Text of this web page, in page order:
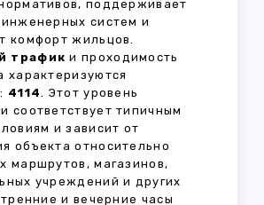
поддерживает
систем и
комфорт жильцов.
трафик и проходимость
4114. Этот уровень
соответствует типичным
и зависит от
объекта относительно
маршрутов, магазинов,
учреждений и других
и вечерние часы